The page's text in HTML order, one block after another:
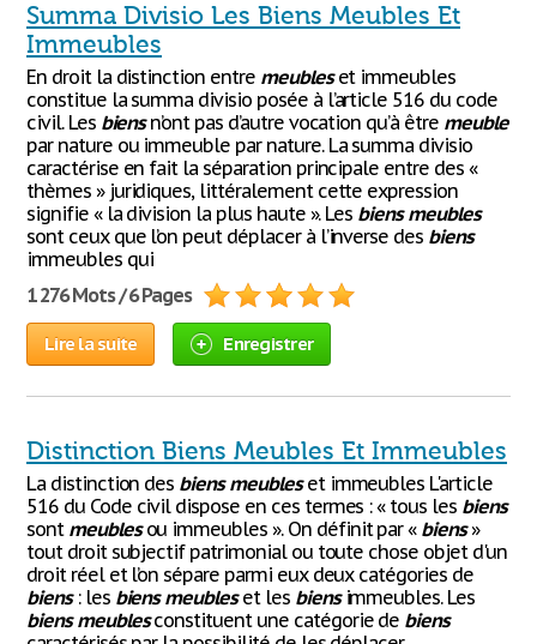
Summa Divisio Les Biens Meubles Et
Immeubles
En droit la distinction entre meubleset immeubles
constitue la summa divisio posée à l’article 516 du code
civil. Les biensn’ont pas d’autre vocation qu’à être meuble
par nature ou immeuble par nature. La summa divisio
caractérise en fait la séparation principale entre des «
thèmes » juridiques, littéralement cette expression
signifie « la division la plus haute ». Les biens meubles
sont ceux que l’on peut déplacer à l’inverse des biens
immeubles qui
1 276 Mots / 6 Pages
Lire la suite Enregistrer
Distinction Biens Meubles Et Immeubles
La distinction des biens meubleset immeubles L'article
516 du Code civil dispose en ces termes : « tous les biens
sont meublesou immeubles ». On définit par « biens»
tout droit subjectif patrimonial ou toute chose objet d'un
droit réel et l’on sépare parmi eux deux catégories de
biens: les biens meubleset les biensimmeubles. Les
biens meublesconstituent une catégorie de biens